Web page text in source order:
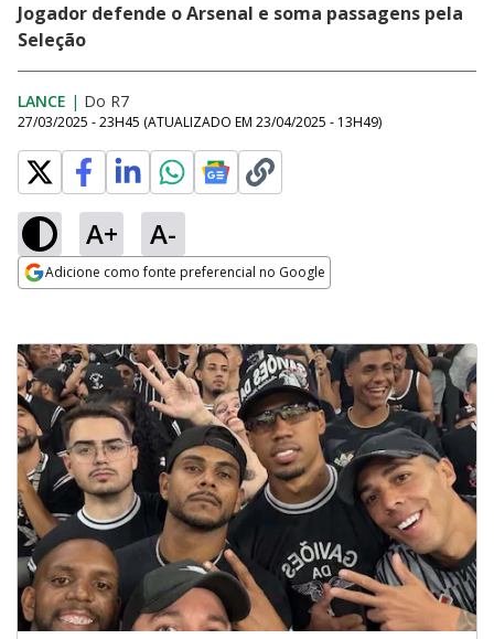
Jogador defende o Arsenal e soma passagens pela
Seleção
LANCE | Do R7
27/03/2025 - 23H45 (ATUALIZADO EM 23/04/2025 - 13H49)
A+ A-
Adicione como fonte preferencial no Google